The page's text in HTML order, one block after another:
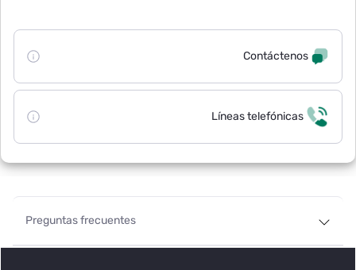
Contáctenos
Líneas telefónicas
Preguntas frecuentes